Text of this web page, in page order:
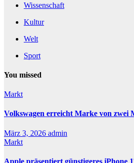
Wissenschaft
Kultur
Welt
Sport
You missed
Markt
Volkswagen erreicht Marke von zwei
März 3, 2026 admin
Markt
Apple präsentiert günstigeres iPhone